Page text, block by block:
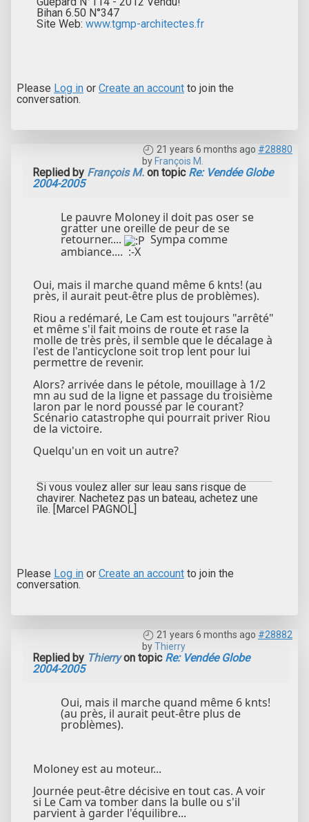
Bihan 6.50 N°347
Site Web: www.tgmp-architectes.fr
Please Log in or Create an account to join the
conversation.
21 years 6 months ago #28880
by François M.
Replied by François M. on topic Re: Vendée Globe
2004-2005
Le pauvre Moloney il doit pas oser se
gratter une oreille de peur de se
retourner....
Sympa comme
ambiance.... :-X
Oui, mais il marche quand même 6 knts! (au
près, il aurait peut-être plus de problèmes).
Riou a redémaré, Le Cam est toujours "arrêté"
et même s'il fait moins de route et rase la
molle de très près, il semble que le décalage à
l'est de l'anticyclone soit trop lent pour lui
permettre de revenir.
Alors? arrivée dans le pétole, mouillage à 1/2
mn au sud de la ligne et passage du troisième
laron par le nord poussé par le courant?
Scénario catastrophe qui pourrait priver Riou
de la victoire.
Quelqu'un en voit un autre?
Si vous voulez aller sur leau sans risque de
chavirer. Nachetez pas un bateau, achetez une
île. [Marcel PAGNOL]
Please Log in or Create an account to join the
conversation.
21 years 6 months ago #28882
byThierry
Replied by Thierryon topic Re: Vendée Globe
2004-2005
Oui, mais il marche quand même 6 knts!
(au près, il aurait peut-être plus de
problèmes).
Moloney est au moteur...
Journée peut-être décisive en tout cas. A voir
si Le Cam va tomber dans la bulle ou s'il
parvient à garder l'équilibre...